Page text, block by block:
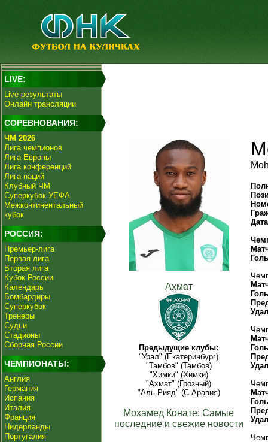
LIVE:
Live-результаты
Онлайн трансляции
СОРЕВНОВАНИЯ:
ЧМ 2026
Лига чемпионов
Лига Европы
Лига конференций
Лига наций
Клубный ЧМ
Суперкубок УЕФА
Межконтинентальный
кубок
РОССИЯ:
Премьер-лига
Первая лига
Вторая лига
Кубок России
Календарь
Бомбардиры
Суперкубок
Тренеры
Судьи
Стадионы
Сборная России
ЧЕМПИОНАТЫ:
Англия
Германия
Испания
Италия
Франция
Нидерланды
Португалия
Ахмат
Предыдущие клубы:
"Урал" (Екатеринбург)
"Тамбов" (Тамбов)
"Химки" (Химки)
"Ахмат" (Грозный)
"Аль-Рияд" (С.Аравия)
Мохамед Конате: Самые
последние и свежие новости